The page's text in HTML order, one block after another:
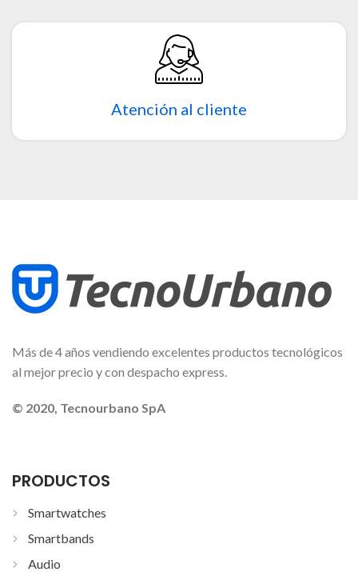
Atención al cliente
Más de 4 años vendiendo excelentes productos tecnológicos
al mejor precio y con despacho express.
© 2020, Tecnourbano SpA
PRODUCTOS
Smartwatches
Smartbands
Audio